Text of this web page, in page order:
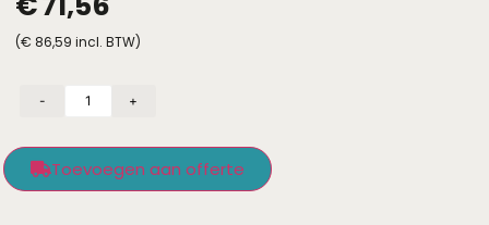
(€ 86,59 incl. BTW)
- +
Toevoegen aan offerte